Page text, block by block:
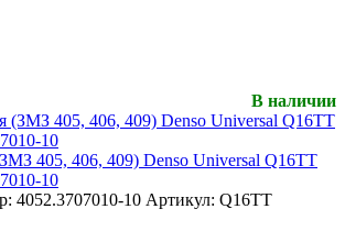
В наличии
405, 406, 409) Denso Universal Q16TT
10
4052.3707010-10 Артикул: Q16TT